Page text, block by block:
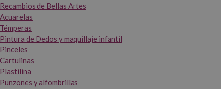
Recambios de Bellas Artes
Acuarelas
Témperas
Pintura de Dedos y maquillaje infantil
Pinceles
Cartulinas
Plastilina
Punzones y alfombrillas